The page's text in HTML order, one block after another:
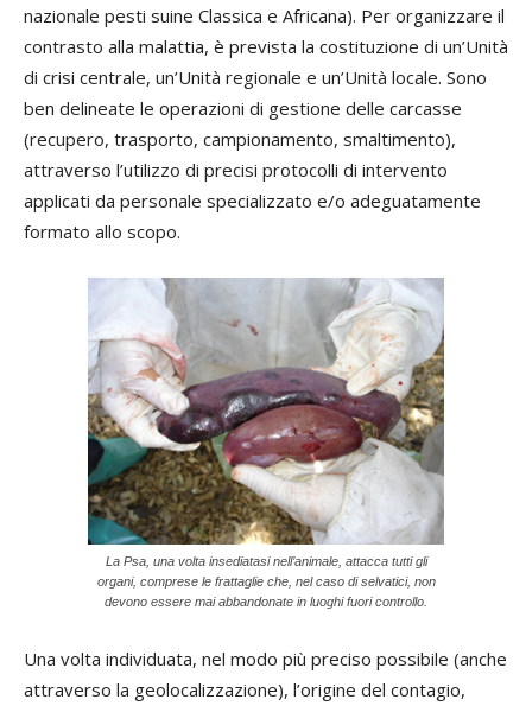
nazionale pesti suine Classica e Africana). Per organizzare il
contrasto alla malattia, è prevista la costituzione di un’Unità
di crisi centrale, un’Unità regionale e un’Unità locale. Sono
ben delineate le operazioni di gestione delle carcasse
(recupero, trasporto, campionamento, smaltimento),
attraverso l’utilizzo di precisi protocolli di intervento
applicati da personale specializzato e/o adeguatamente
formato allo scopo.
La Psa, una volta insediatasi nell’animale, attacca tutti gli
organi, comprese le frattaglie che, nel caso di selvatici, non
devono essere mai abbandonate in luoghi fuori controllo.
Una volta individuata, nel modo più preciso possibile (anche
attraverso la geolocalizzazione), l’origine del contagio,